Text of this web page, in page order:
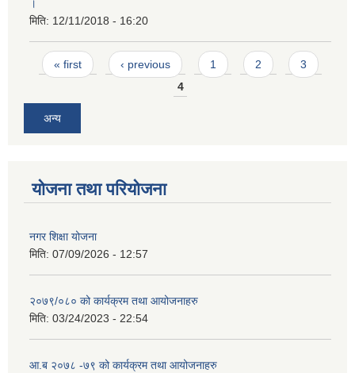
।
मिति: 12/11/2018 - 16:20
Pages
« first ‹ previous 1 2
3
4
अन्य
योजना तथा परियोजना
नगर शिक्षा योजना
मिति: 07/09/2026 - 12:57
२०७९/०८० को कार्यक्रम तथा आयोजनाहरु
मिति: 03/24/2023 - 22:54
आ.ब २०७८ -७९ को कार्यक्रम तथा आयोजनाहरु